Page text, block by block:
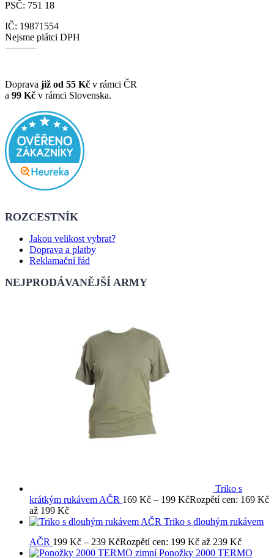
PSČ: 751 18
IČ: 19871554
Nejsme plátci DPH
Doprava již od 55 Kč v rámci ČR
a 99 Kč v rámci Slovenska.
ROZCESTNÍK
Jakou velikost vybrat?
Doprava a platby
Reklamační řád
NEJPRODÁVANĚJŠÍ ARMY
Triko s
krátkým rukávem AČR 169 Kč – 199 KčRozpětí cen: 169 Kč
až 199 Kč
Triko s dlouhým rukávem
AČR 199 Kč – 239 KčRozpětí cen: 199 Kč až 239 Kč
Ponožky 2000 TERMO